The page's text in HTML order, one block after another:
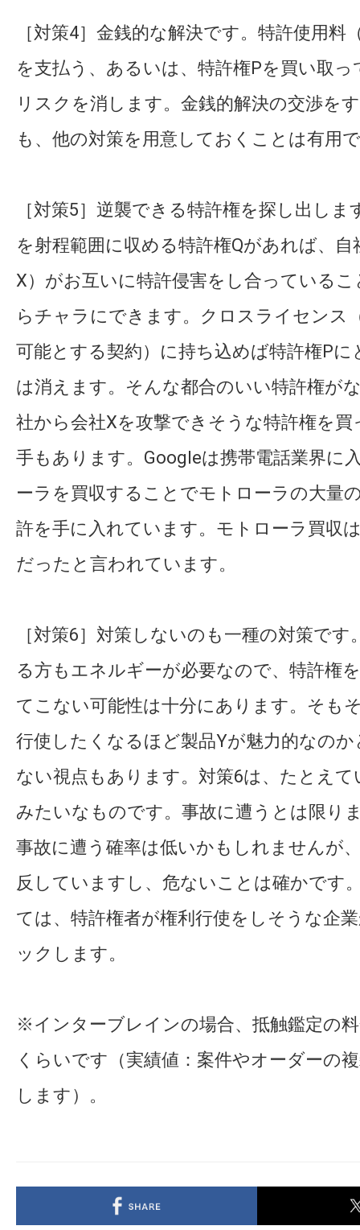
［対策4］金銭的な解決です。特許使用料
を支払う、あるいは、特許権Pを買い取
リスクを消します。金銭的解決の交渉を
も、他の対策を用意しておくことは有用
［対策5］逆襲できる特許権を探し出しま
を射程範囲に収める特許権Qがあれば、自
X）がお互いに特許侵害をし合っている
らチャラにできます。クロスライセンス
可能とする契約）に持ち込めば特許権P
は消えます。そんな都合のいい特許権が
社から会社Xを攻撃できそうな特許権を
手もあります。Googleは携帯電話業界に
ーラを買収することでモトローラの大量
許を手に入れています。モトローラ買収
だったと言われています。
［対策6］対策しないのも一種の対策です
る方もエネルギーが必要なので、特許権
てこない可能性は十分にあります。そも
行使したくなるほど製品Yが魅力的なの
ない視点もあります。対策6は、たとえて
みたいなものです。事故に遭うとは限り
事故に遭う確率は低いかもしれませんが
反していますし、危ないことは確かです
ては、特許権者が権利行使をしそうな企
ックします。
※インターブレインの場合、抵触鑑定の
くらいです（実績値：案件やオーダーの
します）。